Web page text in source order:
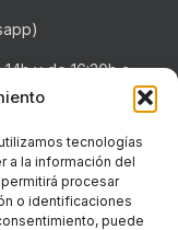
tecnologías
a la información del
procesar
o identificaciones
puede
y de 16:30h a